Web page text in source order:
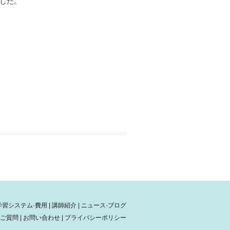
習システム·費用 | 講師紹介| ニュース·ブログ
質問 | お問い合わせ| プライバシーポリシー